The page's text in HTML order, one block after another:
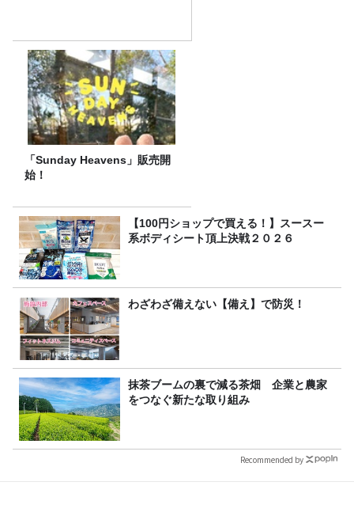
「Sunday Heavens」販売開
始！
【100円ショップで買える！】スースー
系ボディシート頂上決戦２０２６
わざわざ備えない【備え】で防災！
抹茶ブームの裏で減る茶畑 企業と農家
をつなぐ新たな取り組み
Recommended by